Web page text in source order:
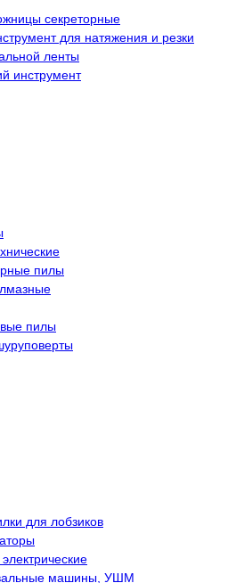
секреторные
для натяжения и резки
ленты
инструмент
пилы
пилы
для лобзиков
машины, УШМ